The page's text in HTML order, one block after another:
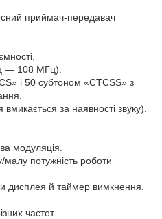
приймач-передавач
— 108 МГц).
і 50 субтоном «CTCSS» з
за наявності звуку).
модуляція.
потужність роботи
дисплея й таймер вимкнення.
частот.